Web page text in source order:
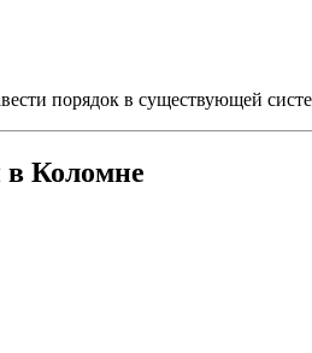
порядок в существующей
в Коломне